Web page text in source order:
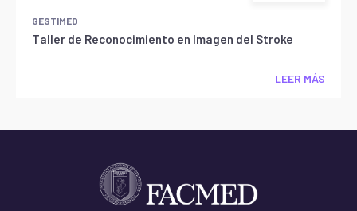
GESTIMED
Taller de Reconocimiento en Imagen del Stroke
LEER MÁS